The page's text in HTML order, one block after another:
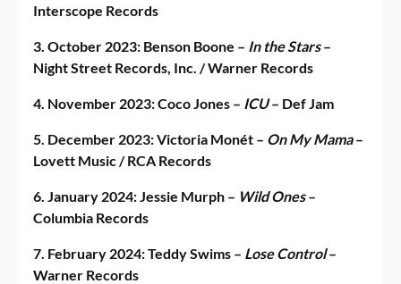
Interscope Records
3. October 2023: Benson Boone – In the Stars–
Night Street Records, Inc. / Warner Records
4. November 2023: Coco Jones – ICU– Def Jam
5. December 2023: Victoria Monét – On My Mama–
Lovett Music / RCA Records
6. January 2024: Jessie Murph – Wild Ones–
Columbia Records
7. February 2024: Teddy Swims – Lose Control–
Warner Records